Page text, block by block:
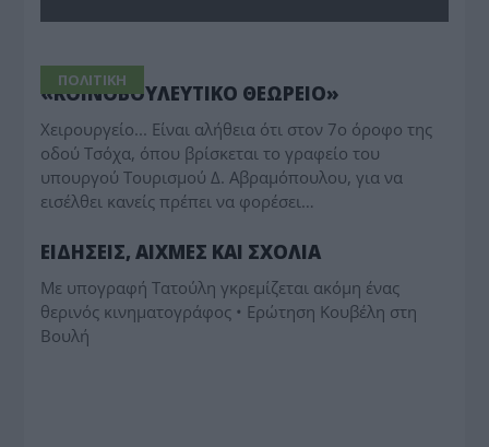
ΠΟΛΙΤΙΚΗ
«ΚΟΙΝΟΒΟΥΛΕΥΤΙΚΟ ΘΕΩΡΕΙΟ»
Χειρουργείο... Είναι αλήθεια ότι στον 7ο όροφο της
οδού Τσόχα, όπου βρίσκεται το γραφείο του
υπουργού Τουρισμού Δ. Αβραμόπουλου, για να
εισέλθει κανείς πρέπει να φορέσει…
ΕΙΔΗΣΕΙΣ, ΑΙΧΜΕΣ ΚΑΙ ΣΧΟΛΙΑ
Με υπογραφή Τατούλη γκρεμίζεται ακόμη ένας
θερινός κινηματογράφος • Ερώτηση Κουβέλη στη
Βουλή